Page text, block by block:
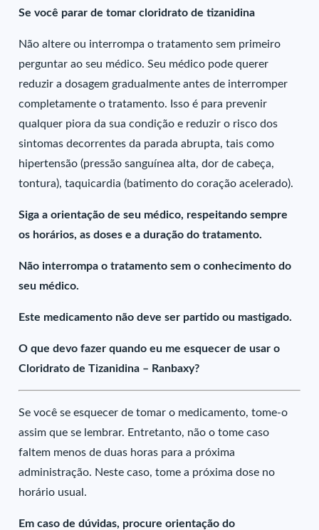
Se você parar de tomar cloridrato de tizanidina
Não altere ou interrompa o tratamento sem primeiro
perguntar ao seu médico. Seu médico pode querer
reduzir a dosagem gradualmente antes de interromper
completamente o tratamento. Isso é para prevenir
qualquer piora da sua condição e reduzir o risco dos
sintomas decorrentes da parada abrupta, tais como
hipertensão (pressão sanguínea alta, dor de cabeça,
tontura), taquicardia (batimento do coração acelerado).
Siga a orientação de seu médico, respeitando sempre
os horários, as doses e a duração do tratamento.
Não interrompa o tratamento sem o conhecimento do
seu médico.
Este medicamento não deve ser partido ou mastigado.
O que devo fazer quando eu me esquecer de usar o
Cloridrato de Tizanidina – Ranbaxy?
Se você se esquecer de tomar o medicamento, tome-o
assim que se lembrar. Entretanto, não o tome caso
faltem menos de duas horas para a próxima
administração. Neste caso, tome a próxima dose no
horário usual.
Em caso de dúvidas, procure orientação do